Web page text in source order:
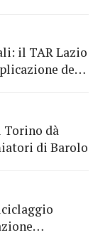
il TAR Lazio
del
Torino dà
di Barolo